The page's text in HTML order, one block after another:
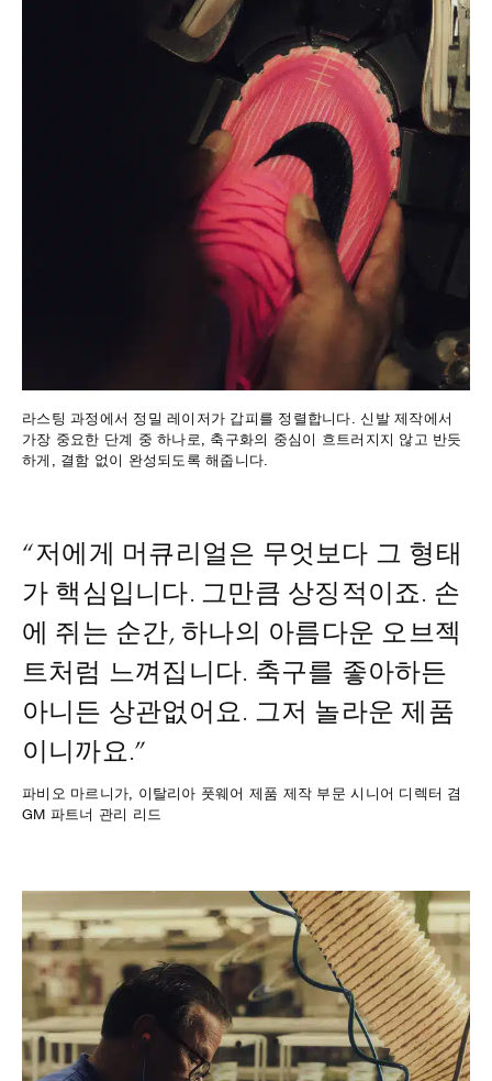
라스팅 과정에서 정밀 레이저가 갑피를 정렬합니다. 신발 제작에서
가장 중요한 단계 중 하나로, 축구화의 중심이 흐트러지지 않고 반듯
하게, 결함 없이 완성되도록 해줍니다.
“저에게 머큐리얼은 무엇보다 그 형태
가 핵심입니다. 그만큼 상징적이죠. 손
에 쥐는 순간, 하나의 아름다운 오브젝
트처럼 느껴집니다. 축구를 좋아하든
아니든 상관없어요. 그저 놀라운 제품
이니까요.”
파비오 마르니가, 이탈리아 풋웨어 제품 제작 부문 시니어 디렉터 겸
GM 파트너 관리 리드